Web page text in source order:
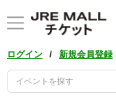
ログイン / 新規会員登録